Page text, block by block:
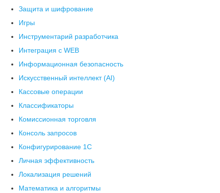
Защита и шифрование
Игры
Инструментарий разработчика
Интеграция с WEB
Информационная безопасность
Искусственный интеллект (AI)
Кассовые операции
Классификаторы
Комиссионная торговля
Консоль запросов
Конфигурирование 1С
Личная эффективность
Локализация решений
Математика и алгоритмы